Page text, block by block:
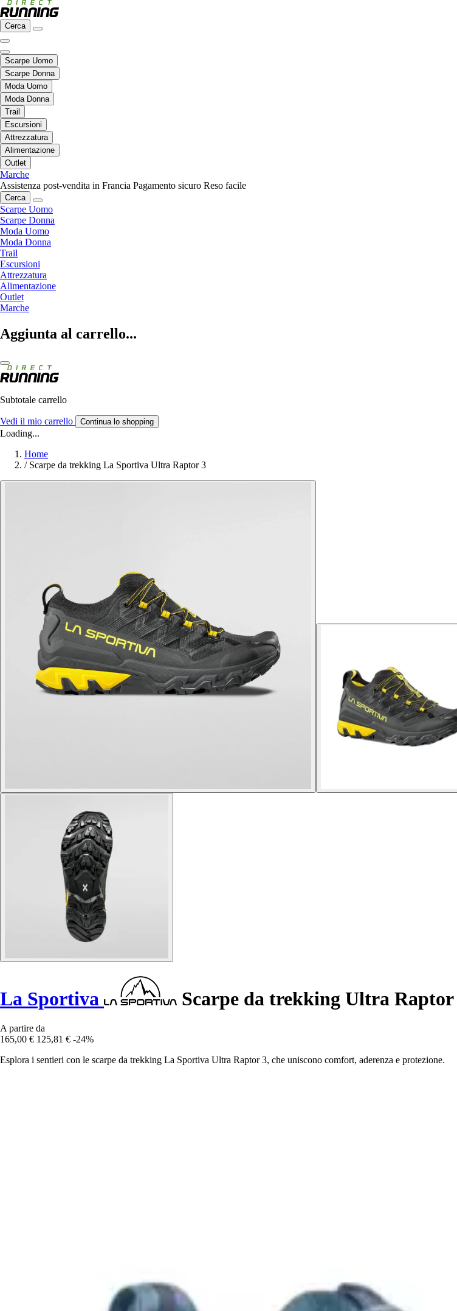
Cerca
Scarpe Uomo
Scarpe Donna
Moda Uomo
Moda Donna
Trail
Escursioni
Attrezzatura
Alimentazione
Outlet
Marche
Assistenza post-vendita in Francia Pagamento sicuro Reso facile
Cerca
Scarpe Uomo
Scarpe Donna
Moda Uomo
Moda Donna
Trail
Escursioni
Attrezzatura
Alimentazione
Outlet
Marche
Aggiunta al carrello...
Subtotale carrello
Vedi il mio carrello Continua lo shopping
Loading...
Home
/ Scarpe da trekking La Sportiva Ultra Raptor 3
La Sportiva Scarpe da trekking Ultra Raptor
A partire da
165,00 € 125,81 € -24%
Esplora i sentieri con le scarpe da trekking La Sportiva Ultra Raptor 3, che uniscono comfort, aderenza e protezione.